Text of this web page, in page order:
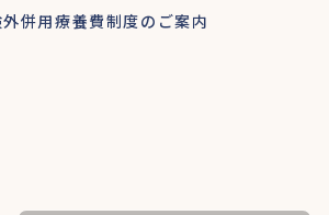
併用療養費制度のご案内